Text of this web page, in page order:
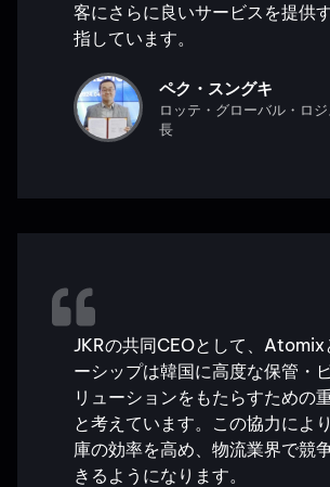
客にさらに良いサービスを提供
指しています。
ペク・スングキ
ロッテ・グローバル・ロ
長
JKRの共同CEOとして、Atomix
ーシップは韓国に高度な保管・
リューションをもたらすための
と考えています。この協力によ
庫の効率を高め、物流業界で競
きるようになります。